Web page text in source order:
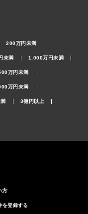
200万円未満
未満 1,000万円未満
万円未満
万円未満
3億円以上
方
を登録する